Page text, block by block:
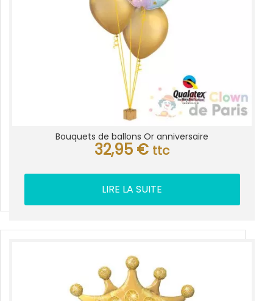
Bouquets de ballons Or anniversaire
32,95 € ttc
LIRE LA SUITE